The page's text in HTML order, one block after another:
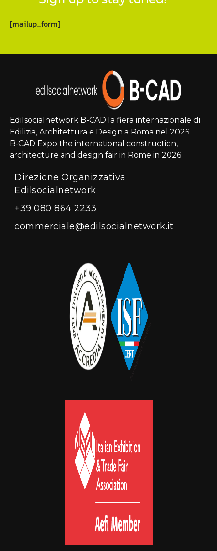
[mailup_form]
Edilsocialnetwork B-CAD la fiera internazionale di
Edilizia, Architettura e Design a Roma nel 2026
B-CAD Expo the international construction,
architecture and design fair in Rome in 2026
Direzione Organizzativa
Edilsocialnetwork
+39 080 864 2233
commerciale@edilsocialnetwork.it